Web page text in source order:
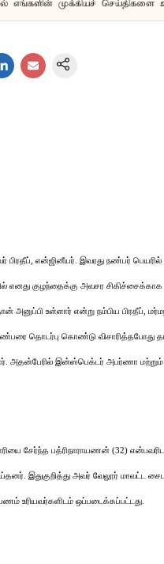
எங்களின் முக்கியச் செய்திகளை
பிரதீப், என்ஜினீயர். இவரது நண்பர்
எனது குழந்தைக்கு அவசர சிகிச்சைக்காக
அனுப்பி உள்ளார் என்று நம்பிய பிரதீப்,
தொடர்பு கொண்டு விசாரித்தபோது
அதன்பேரில் இன்ஸ்பெக்டர் அபர்ணா
சேர்ந்த பத்ரிநாராயணன் (32)
இதுகுறித்து அவர் வேலூர் மாவட்ட
உரியவர்களிடம் ஒப்படைக்கப்பட்டது.